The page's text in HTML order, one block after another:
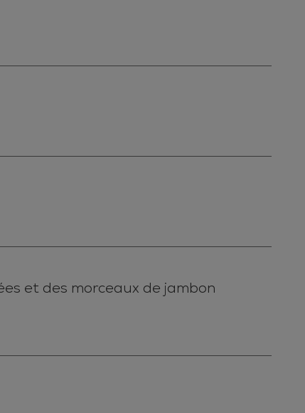
et des morceaux de jambon